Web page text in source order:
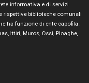
informativa e di servizi
rispettive biblioteche comunali
ha funzione di ente capofila.
Ittiri, Muros, Ossi, Ploaghe,